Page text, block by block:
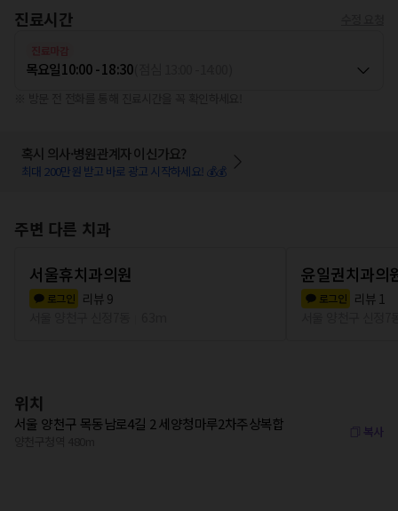
진료시간
목요일10:00 - 18:30
혹시 의사·병원관계자 이신가요?
최대 200만원 받고 바로 광고 시작하세요! 💰💰
주변 다른 치과
서울휴치과의원
로그인 리뷰 9
윤일권치과의
로그인 리뷰 1
위치
서울 양천구 목동남로4길 2 세양청마루2차주상복합 복사